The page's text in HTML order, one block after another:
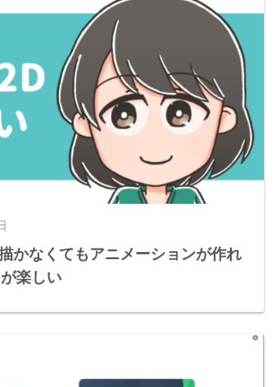
かなくてもアニメーションが作れ
楽しい